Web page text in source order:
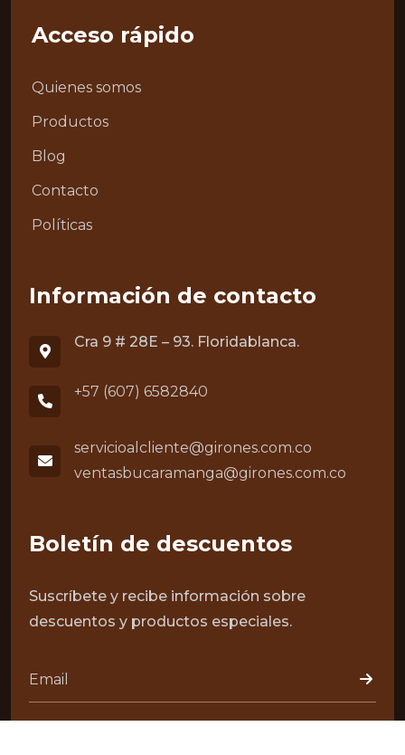
Acceso rápido
Quienes somos
Productos
Blog
Contacto
Políticas
Información de contacto
Cra 9 # 28E – 93. Floridablanca.
+57 (607) 6582840
servicioalcliente@girones.com.co
ventasbucaramanga@girones.com.co
Boletín de descuentos
Suscríbete y recibe información sobre
descuentos y productos especiales.